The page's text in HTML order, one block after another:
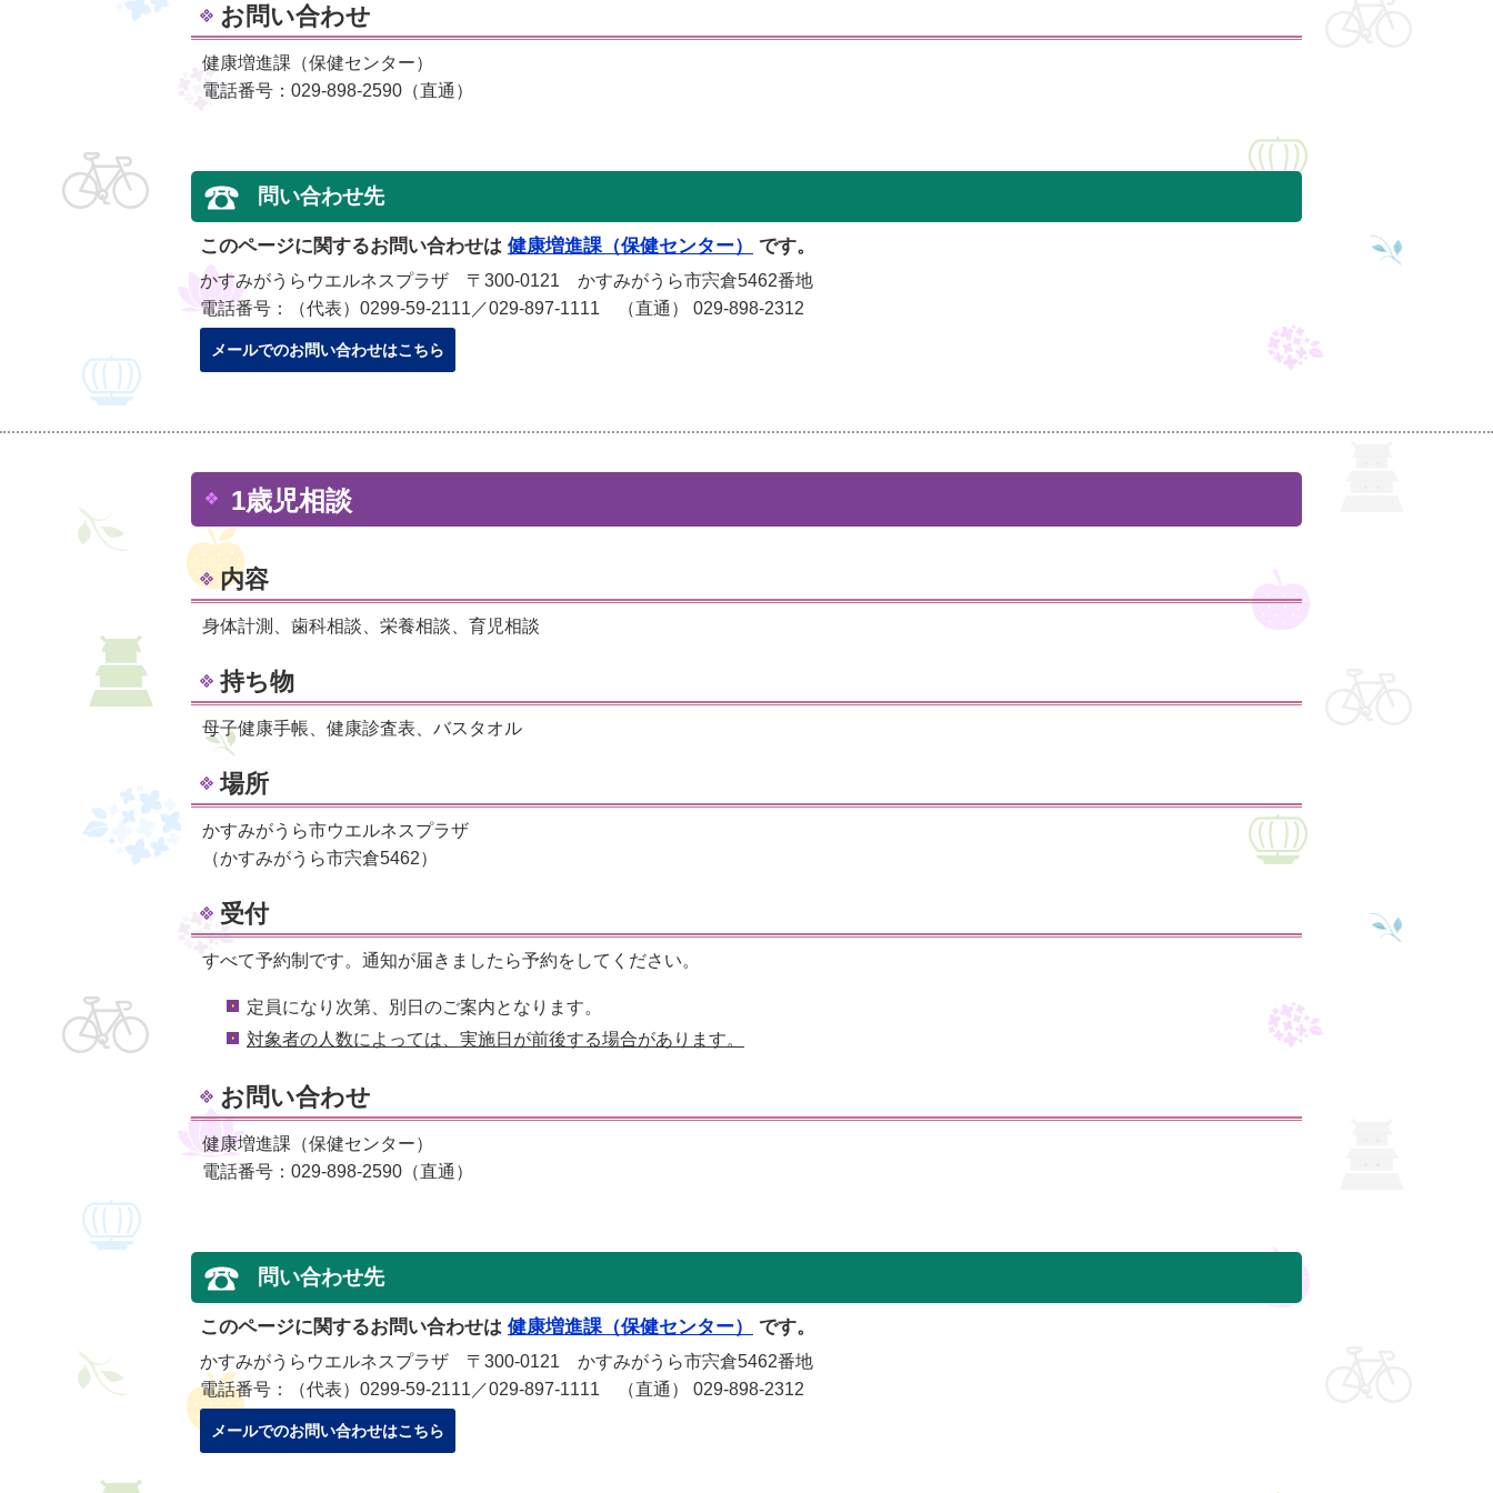
お問い合わせ
健康増進課（保健センター）
電話番号：029-898-2590（直通）
問い合わせ先
このページに関するお問い合わせは 健康増進課（保健センター） です。
かすみがうらウエルネスプラザ 〒300-0121 かすみがうら市宍倉5462番地
電話番号：（代表）0299-59-2111／029-897-1111 （直通） 029-898-2312
メールでのお問い合わせはこちら
1歳児相談
内容
身体計測、歯科相談、栄養相談、育児相談
持ち物
母子健康手帳、健康診査表、バスタオル
場所
かすみがうら市ウエルネスプラザ
（かすみがうら市宍倉5462）
受付
すべて予約制です。通知が届きましたら予約をしてください。
定員になり次第、別日のご案内となります。
対象者の人数によっては、実施日が前後する場合があります。
お問い合わせ
健康増進課（保健センター）
電話番号：029-898-2590（直通）
問い合わせ先
このページに関するお問い合わせは 健康増進課（保健センター） です。
かすみがうらウエルネスプラザ 〒300-0121 かすみがうら市宍倉5462番地
電話番号：（代表）0299-59-2111／029-897-1111 （直通） 029-898-2312
メールでのお問い合わせはこちら